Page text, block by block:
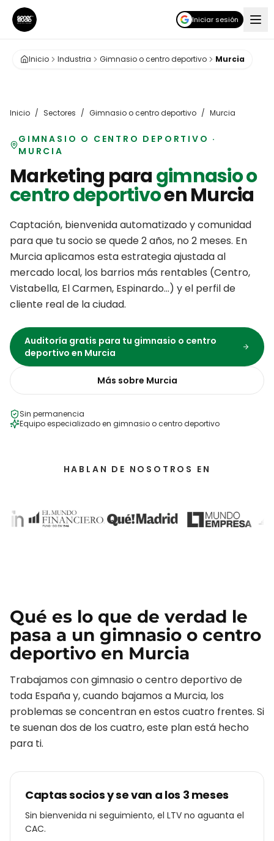
Iniciar sesión
Inicio Industria Gimnasio o centro deportivo Murcia
Inicio / Sectores / Gimnasio o centro deportivo / Murcia
GIMNASIO O CENTRO DEPORTIVO ·
MURCIA
Marketing paragimnasio o
centro deportivoenMurcia
Captación, bienvenida automatizado y comunidad
para que tu socio se quede 2 años, no 2 meses. En
Murciaaplicamos esta estrategia ajustada al
mercado local, los barrios más rentables (Centro,
Vistabella, El Carmen, Espinardo…) y el perfil de
cliente real de la ciudad.
Auditoría gratis para tu gimnasio o centro
deportivo en Murcia
Más sobre Murcia
Sin permanencia
Equipo especializado en gimnasio o centro deportivo
HABLAN DE NOSOTROS EN
Qué es lo que de verdad le
pasa a un gimnasio o centro
deportivo en Murcia
Trabajamos congimnasio o centro deportivo de
toda España y, cuando bajamos a Murcia, los
problemas se concentran en estos cuatro frentes. Si
te suenan dos de los cuatro, este plan está hecho
para ti.
Captas socios y se van a los 3 meses
Sin bienvenida ni seguimiento, el LTV no aguanta el
CAC.